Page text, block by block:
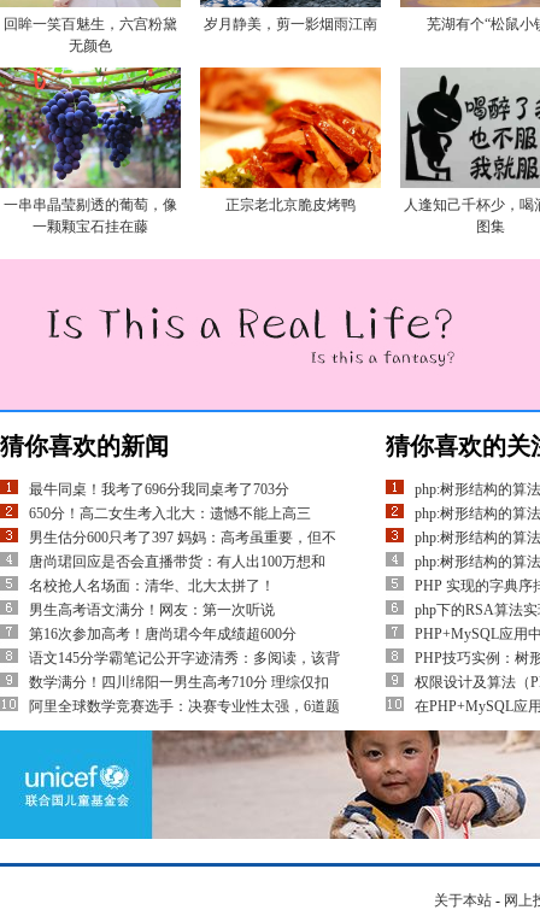
回眸一笑百魅生，六宫粉黛
无颜色
岁月静美，剪一影烟雨江南 芜湖有个“松鼠小
一串串晶莹剔透的葡萄，像
一颗颗宝石挂在藤
正宗老北京脆皮烤鸭
人逢知己千杯少，喝
图集
猜你喜欢的新闻
最牛同桌！我考了696分我同桌考了703分
650分！高二女生考入北大：遗憾不能上高三
男生估分600只考了397 妈妈：高考虽重要，但不
唐尚珺回应是否会直播带货：有人出100万想和
名校抢人名场面：清华、北大太拼了！
男生高考语文满分！网友：第一次听说
第16次参加高考！唐尚珺今年成绩超600分
语文145分学霸笔记公开字迹清秀：多阅读，该背
数学满分！四川绵阳一男生高考710分 理综仅扣
阿里全球数学竞赛选手：决赛专业性太强，6道题
猜你喜欢的关
php:树形结构的算
php:树形结构的算
php:树形结构的算
php:树形结构的算
PHP 实现的字典序
php下的RSA算法
PHP+MySQL应用
PHP技巧实例：树
权限设计及算法（
在PHP+MySQL应
关于本站 - 网上